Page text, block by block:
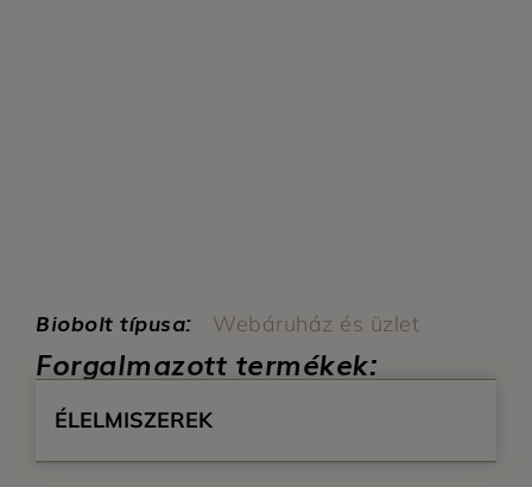
Biobolt típusa: Webáruház és üzlet
Forgalmazott termékek:
ÉLELMISZEREK